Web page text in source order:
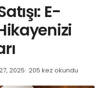
E-
2025 205 kez okundu